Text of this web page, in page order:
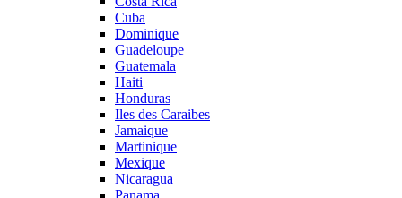
Cuba
Dominique
Guadeloupe
Guatemala
Haiti
Honduras
Iles des Caraibes
Jamaique
Martinique
Mexique
Nicaragua
Panama